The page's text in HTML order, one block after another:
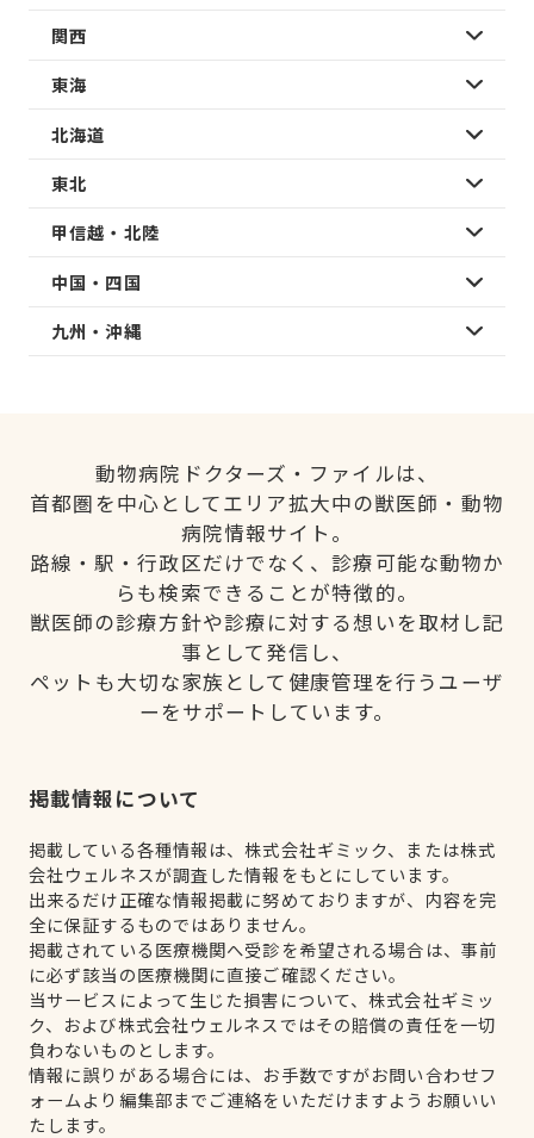
関西
東海
北海道
東北
甲信越・北陸
中国・四国
九州・沖縄
動物病院ドクターズ・ファイルは、
首都圏を中心としてエリア拡大中の獣医師・動物
病院情報サイト。
路線・駅・行政区だけでなく、診療可能な動物か
らも検索できることが特徴的。
獣医師の診療方針や診療に対する想いを取材し記
事として発信し、
ペットも大切な家族として健康管理を行うユーザ
ーをサポートしています。
掲載情報について
掲載している各種情報は、株式会社ギミック、または株式
会社ウェルネスが調査した情報をもとにしています。
出来るだけ正確な情報掲載に努めておりますが、内容を完
全に保証するものではありません。
掲載されている医療機関へ受診を希望される場合は、事前
に必ず該当の医療機関に直接ご確認ください。
当サービスによって生じた損害について、株式会社ギミッ
ク、および株式会社ウェルネスではその賠償の責任を一切
負わないものとします。
情報に誤りがある場合には、お手数ですがお問い合わせフ
ォームより編集部までご連絡をいただけますようお願いい
たします。